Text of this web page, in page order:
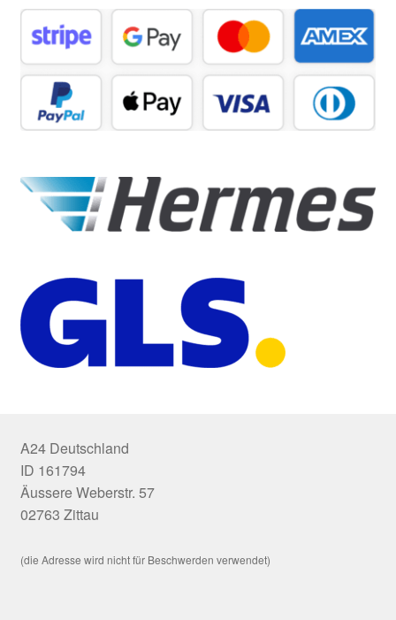
A24 Deutschland
ID 161794
Äussere Weberstr. 57
02763 Zittau
(die Adresse wird nicht für Beschwerden verwendet)